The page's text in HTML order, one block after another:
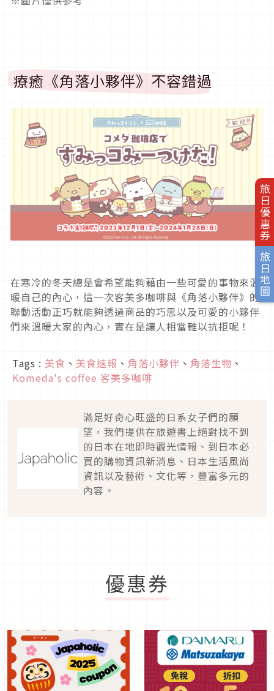
旅日優惠券
旅日地圖
療癒《角落小夥伴》不容錯過
在寒冷的冬天總是會希望能夠藉由一些可愛的事物來溫
暖自己的內心，這一次客美多咖啡與《角落小夥伴》的
聯動活動正巧就能夠透過商品的巧思以及可愛的小夥伴
們來溫暖大家的內心，實在是讓人相當難以抗拒呢！
Tags : 美食 、 美食速報 、 角落小夥伴 、 角落生物 、
Komeda's coffee 客美多咖啡
滿足好奇心旺盛的日系女子們的願
望，我們提供在旅遊書上絕對找不到
的日本在地即時觀光情報、到日本必
買的購物資訊新消息、日本生活風尚
資訊以及藝術、文化等，豐富多元的
內容。
優惠券